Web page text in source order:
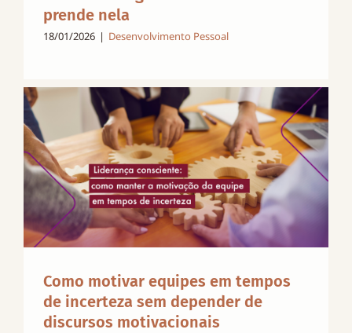
prende nela
18/01/2026 | Desenvolvimento Pessoal
Como motivar equipes em tempos
de incerteza sem depender de
discursos motivacionais